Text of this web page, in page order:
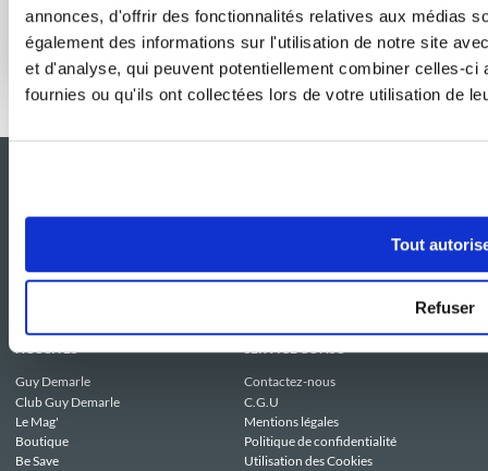
annonces, d'offrir des fonctionnalités relatives aux médias
également des informations sur l'utilisation de notre site
et d'analyse, qui peuvent potentiellement combiner celles-
fournies ou qu'ils ont collectées lors de votre utilisation de
Tout
Refuser
Effet boulangerie assuré à la maison
NOS SITES
Guy Demarle
Club Guy Demarle
Le Mag'
Boutique
Be Save
SERVICE CONSO
Contactez-nous
C.G.U
Mentions légales
Politique de confidentialité
Utilisation des Cookies